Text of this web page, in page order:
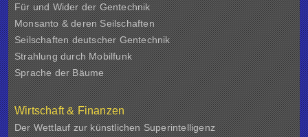
Für und Wider der Gentechnik
Monsanto & deren Seilschaften
Seilschaften deutscher Gentechnik
Strahlung durch Mobilfunk
Sprache der Bäume
Wirtschaft & Finanzen
Der Wettlauf zur künstlichen Superintelligenz